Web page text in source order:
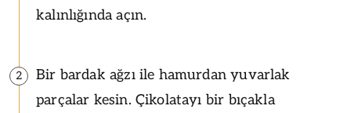
kalınlığında açın.
2
Bir bardak ağzı ile hamurdan yuvarlak
parçalar kesin. Çikolatayı bir bıçakla